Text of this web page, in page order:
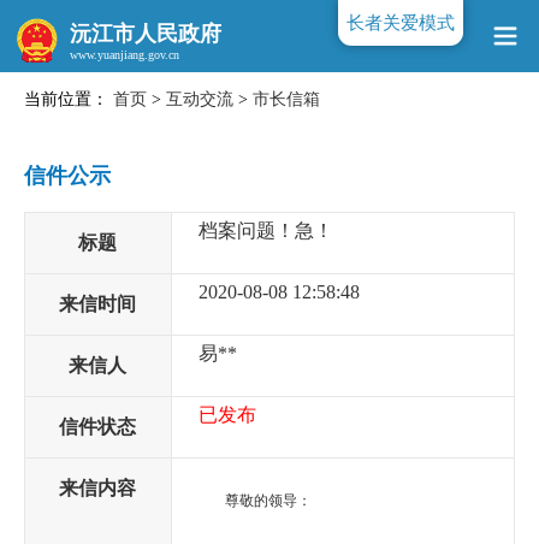
沅江市人民政府
当前位置： 首页 > 互动交流 > 市长信箱
信件公示
标题
档案问题！急！
来信时间
2020-08-08 12:58:48
来信人
易**
信件状态
已发布
来信内容
尊敬的领导：
长者关爱模式